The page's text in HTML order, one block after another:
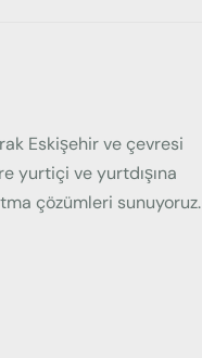
Eskişehir ve çevresi
yurtiçi ve yurtdışına
çözümleri sunuyoruz.